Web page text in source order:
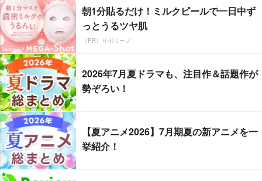
朝1分貼るだけ！ミルクピールで一日中ず
っとうるツヤ肌
（PR）サボリーノ
2026年7月夏ドラマも、注目作＆話題作が
勢ぞろい！
【夏アニメ2026】7月期夏の新アニメを一
挙紹介！